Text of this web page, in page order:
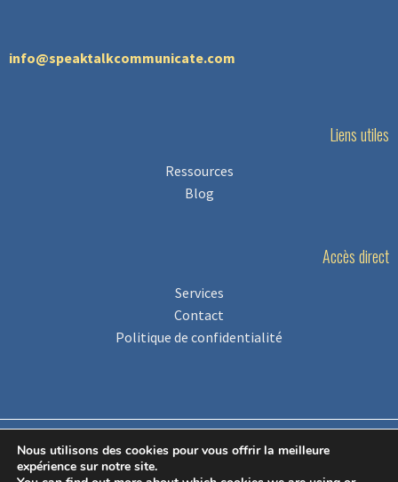
info@speaktalkcommunicate.com
Liens utiles
Ressources
Blog
Accès direct
Services
Contact
Politique de confidentialité
Nous utilisons des cookies pour vous offrir la meilleure
expérience sur notre site.